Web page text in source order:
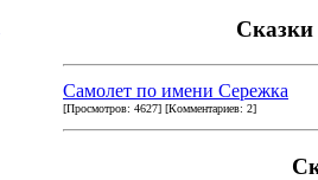
Сказки
Самолет по имени Сережка
[Просмотров: 4627] [Комментариев: 2]